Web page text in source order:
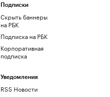
Подписки
Скрыть баннеры
на РБК
Подписка на РБК
Корпоративная
подписка
Уведомления
RSS Новости